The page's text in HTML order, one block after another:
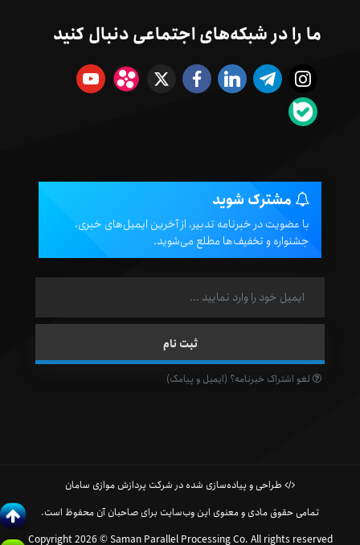
ما را در شبکه‌های اجتماعی دنبال کنید
مشترک شوید
با عضویت در خبرنامه تدبیر، از آخرین ایمیل‌های خبری،
جشنواره و تخفیف‌ها مطلع می‌شوید.
لغو اشتراک خبرنامه؟ (ایمیل و پیامک)
طراحی و پیاده‌سازی شده در شرکت پردازش موازی سامان
تمامی حقوق مادی و معنوی این وب‌سایت برای صاحبان آن محفوظ است.
Copyright 2026 © Saman Parallel Processing Co. All rights reserved